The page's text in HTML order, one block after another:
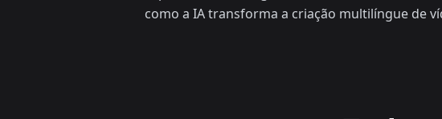
como a IA transforma a criação multilíngue de